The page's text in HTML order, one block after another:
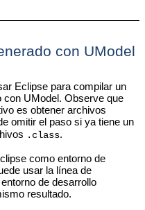
con UModel
Eclipse para compilar un
con UModel. Observe que
es obtener archivos
omitir el paso si ya tiene un
.class.
como entorno de
usar la línea de
de desarrollo
resultado.